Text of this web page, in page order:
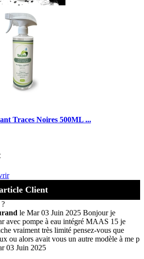
Traces Noires 500ML ...
Client
le Mar 03 Juin 2025 Bonjour je
avec pompe à eau intégré MAAS 15 je
vraiment très limité pensez-vous que
ou alors avait vous un autre modèle à me p
03 Juin 2025